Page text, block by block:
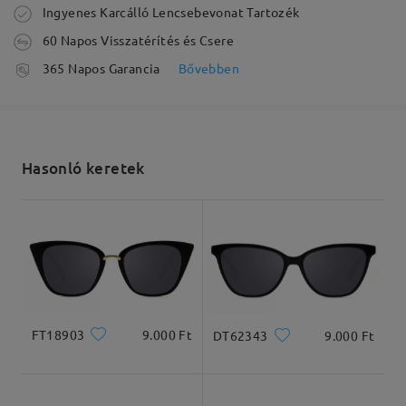
arc
Termékméretek
Megrendelés leadva
feldolgozási idő
Kiszállítva
Ingyenes Karcálló Lencsebevonat Tartozék
60 Napos Visszatérítés és Csere
365 Napos Garancia
Bővebben
Hasonló keretek
FT18903 9.000 Ft DT62343 9.000 Ft